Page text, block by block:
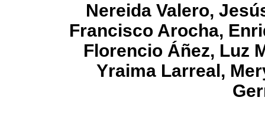
Nereida Valero,
Francisco Arocha,
Florencio Áñez, Luz
Yraima Larreal,